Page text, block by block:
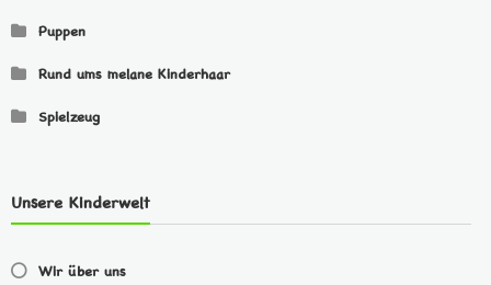
Puppen
Rund ums melane Kinderhaar
Spielzeug
Unsere Kinderwelt
Wir über uns